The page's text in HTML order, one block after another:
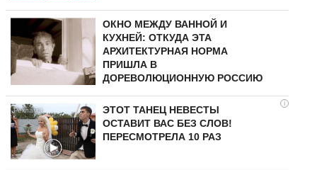
ОКНО МЕЖДУ ВАННОЙ И
КУХНЕЙ: ОТКУДА ЭТА
АРХИТЕКТУРНАЯ НОРМА
ПРИШЛА В
ДОРЕВОЛЮЦИОННУЮ РОССИЮ
i
ЭТОТ ТАНЕЦ НЕВЕСТЫ
ОСТАВИТ ВАС БЕЗ СЛОВ!
ПЕРЕСМОТРЕЛА 10 РАЗ